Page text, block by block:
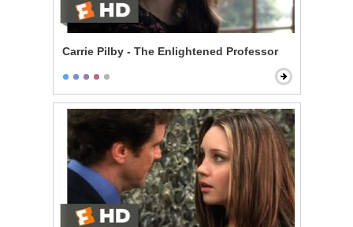
Carrie Pilby - The Enlightened Professor